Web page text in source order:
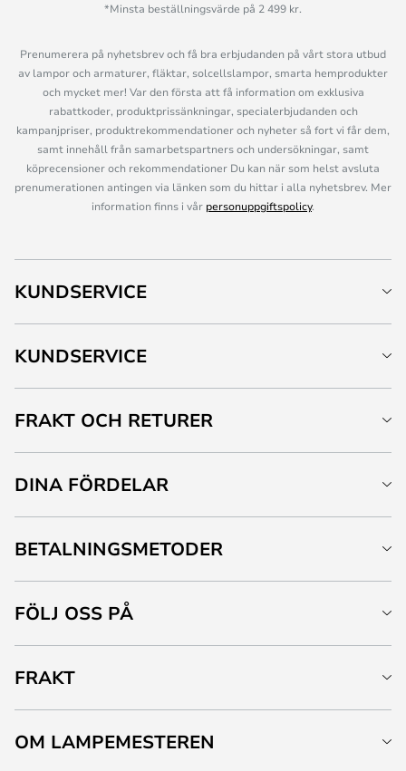
*Minsta beställningsvärde på 2 499 kr.
Prenumerera på nyhetsbrev och få bra erbjudanden på vårt stora utbud
av lampor och armaturer, fläktar, solcellslampor, smarta hemprodukter
och mycket mer! Var den första att få information om exklusiva
rabattkoder, produktprissänkningar, specialerbjudanden och
kampanjpriser, produktrekommendationer och nyheter så fort vi får dem,
samt innehåll från samarbetspartners och undersökningar, samt
köprecensioner och rekommendationer Du kan när som helst avsluta
prenumerationen antingen via länken som du hittar i alla nyhetsbrev. Mer
information finns i vår personuppgiftspolicy.
KUNDSERVICE
KUNDSERVICE
FRAKT OCH RETURER
DINA FÖRDELAR
BETALNINGSMETODER
FÖLJ OSS PÅ
FRAKT
OM LAMPEMESTEREN